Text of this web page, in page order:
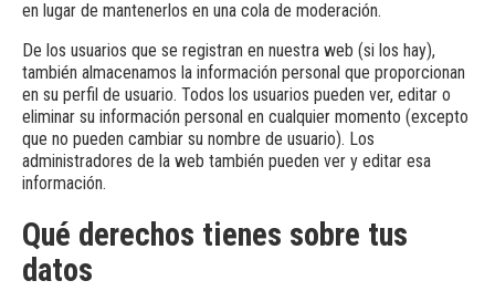
en lugar de mantenerlos en una cola de moderación.
De los usuarios que se registran en nuestra web (si los hay),
también almacenamos la información personal que proporcionan
en su perfil de usuario. Todos los usuarios pueden ver, editar o
eliminar su información personal en cualquier momento (excepto
que no pueden cambiar su nombre de usuario). Los
administradores de la web también pueden ver y editar esa
información.
Qué derechos tienes sobre tus
datos